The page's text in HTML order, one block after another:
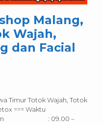
Malang,
Wajah,
dan Facial
Timur Totok Wajah, Totok
=== Waktu
Jam : 09.00 –